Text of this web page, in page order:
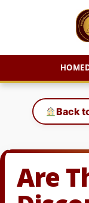
HOME
content
Back
Are